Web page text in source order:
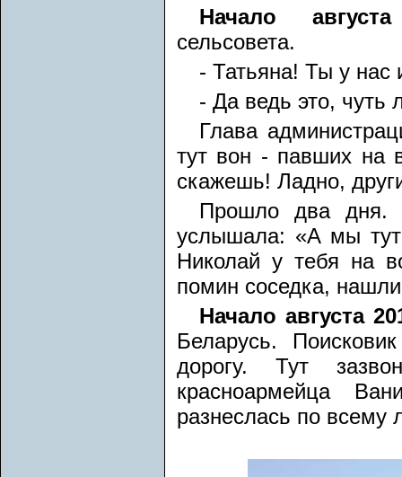
Начало
сельсовета.
- Татьяна! Ты у нас
- Да ведь это, чуть
Глава
тут вон - павших на
скажешь! Ладно,
Прошло два дня.
услышала: «А мы
Николай у тебя на
помин соседка,
Начало августа
Беларусь.
дорогу. Тут
красноармейца
разнеслась по всему